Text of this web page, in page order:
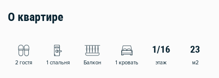
О квартире
2 гостя 1 спальня Балкон 1 кровать
1/16
этаж
23
м2